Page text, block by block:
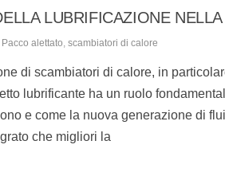
LUBRIFICAZIONE
Pacco alettato scambiatori di calore
di scambiatori di calore, in
lubrificante ha un ruolo
e come la nuova generazione di
che migliori la